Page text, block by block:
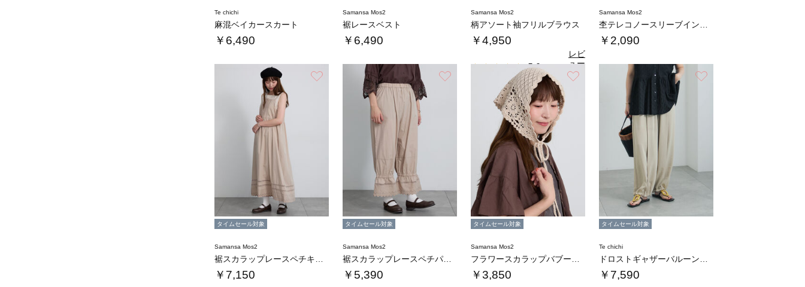
Te chichi
麻混ベイカースカート
￥6,490
Samansa Mos2
裾レースベスト
￥6,490
Samansa Mos2
柄アソート袖フリルブラウス
￥4,950
5.0（1）
レビ
ュー
を見
る
Samansa Mos2
￥2,090
タイムセール対象
Samansa Mos2
￥7,150
タイムセール対象
Samansa Mos2
￥5,390
タイムセール対象
Samansa Mos2
￥3,850
タイムセール対象
Te chichi
￥7,590